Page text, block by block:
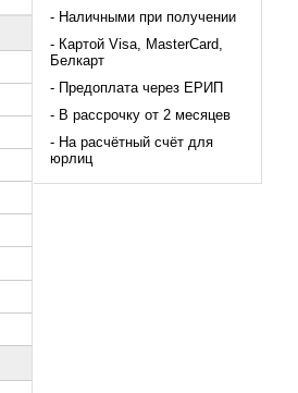
- Наличными при получении
- Картой Visa, MasterCard,
Белкарт
- Предоплата через ЕРИП
- В рассрочку от 2 месяцев
- На расчётный счёт для
юрлиц